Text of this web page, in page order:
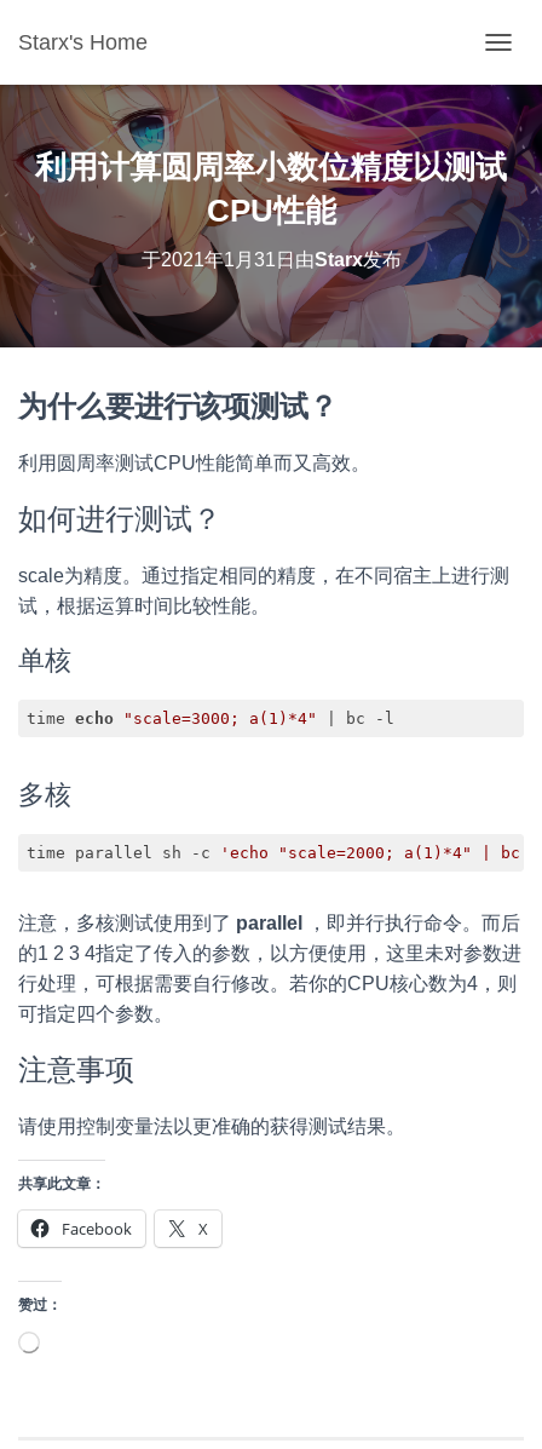
Starx's Home
利用计算圆周率小数位精度以测试
CPU性能
于2021年1月31日由Starx发布
为什么要进行该项测试？
利用圆周率测试CPU性能简单而又高效。
如何进行测试？
scale为精度。通过指定相同的精度，在不同宿主上进行测
试，根据运算时间比较性能。
单核
time echo "scale=3000; a(1)*4" | bc -l
多核
time parallel sh -c 'echo "scale=2000; a(1)*4" | bc
注意，多核测试使用到了 parallel
，即并行执行命令。而后
的1 2 3 4指定了传入的参数，以方便使用，这里未对参数进
行处理，可根据需要自行修改。若你的CPU核心数为4，则
可指定四个参数。
注意事项
请使用控制变量法以更准确的获得测试结果。
共享此文章：
Facebook X
赞过：
正